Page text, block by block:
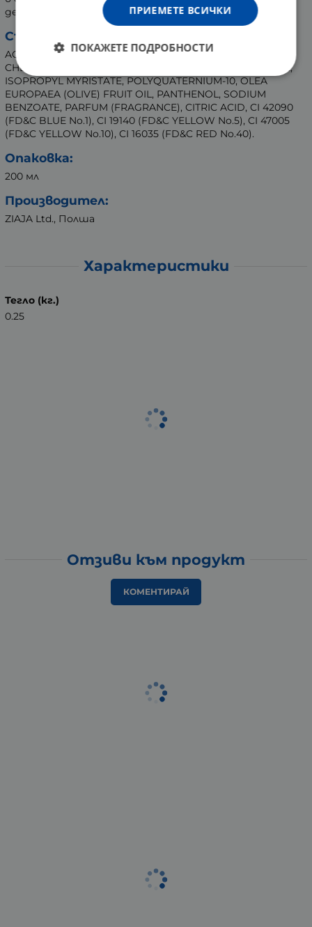
деца. Само за външна употреба.
Състав:
AQUA (WATER), CETEARYL ALCOHOL, CETRIMONIUM
CHLORIDE, DIMETHICONE, BEHENTRIMONIUM CHLORIDE,
ISOPROPYL MYRISTATE, POLYQUATERNIUM-10, OLEA
EUROPAEA (OLIVE) FRUIT OIL, PANTHENOL, SODIUM
BENZOATE, PARFUM (FRAGRANCE), CITRIC ACID, CI 42090
(FD&C BLUE No.1), CI 19140 (FD&C YELLOW No.5), CI 47005
(FD&C YELLOW No.10), CI 16035 (FD&C RED No.40).
Опаковка:
200 мл
Производител:
ZIAJA Ltd., Полша
Характеристики
Тегло (кг.)
0.25
Отзиви към продукт
КОМЕНТИРАЙ
ПРИЕМЕТЕ ВСИЧКИ
ПОКАЖЕТЕ ПОДРОБНОСТИ